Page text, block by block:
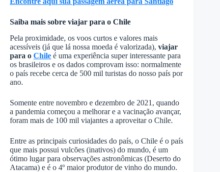
Saiba mais sobre viajar para o Chile
Pela proximidade, os voos curtos e valores mais
acessíveis (já que lá nossa moeda é valorizada), viajar
para o Chile é uma experiência super interessante para
os brasileiros e os dados comprovam isso: normalmente
o país recebe cerca de 500 mil turistas do nosso país por
ano.
Somente entre novembro e dezembro de 2021, quando
a pandemia começou a melhorar e a vacinação avançar,
foram mais de 100 mil viajantes a aproveitar o Chile.
Entre as principais curiosidades do país, o Chile é o país
que mais possui vulcões (inativos) do mundo, é um
ótimo lugar para observações astronômicas (Deserto do
Atacama) e é o 4º maior produtor de vinho do mundo.